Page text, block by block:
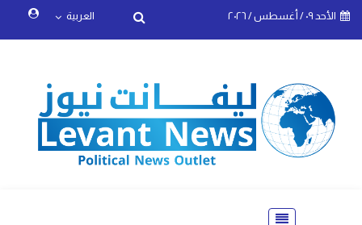
الأحد ٠٩ / أغسطس / ٢٠٢٦ العربية